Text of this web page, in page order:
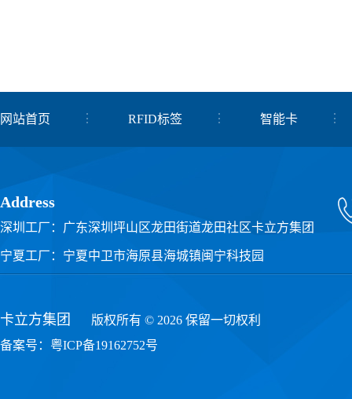
网站首页 RFID标签 智能卡
关于我们
Address
深圳工厂：广东深圳坪山区龙田街道龙田社区卡立方集团
宁夏工厂：宁夏中卫市海原县海城镇闽宁科技园
卡立方集团
版权所有 © 2026 保留一切权利
备案号： 粤ICP备19162752号